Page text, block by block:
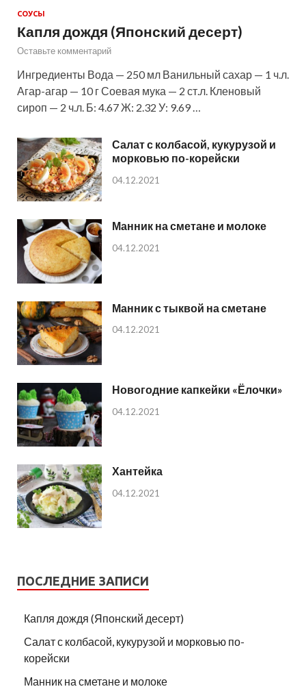
СОУСЫ
Капля дождя (Японский десерт)
Оставьте комментарий
Ингредиенты Вода — 250 мл Ванильный сахар — 1 ч.л.
Агар-агар — 10 г Соевая мука — 2 ст.л. Кленовый
сироп — 2 ч.л. Б: 4.67 Ж: 2.32 У: 9.69 …
Салат с колбасой, кукурузой и
морковью по-корейски
04.12.2021
Манник на сметане и молоке
04.12.2021
Манник с тыквой на сметане
04.12.2021
Новогодние капкейки «Ёлочки»
04.12.2021
Хантейка
04.12.2021
ПОСЛЕДНИЕ ЗАПИСИ
Капля дождя (Японский десерт)
Салат с колбасой, кукурузой и морковью по-
корейски
Манник на сметане и молоке